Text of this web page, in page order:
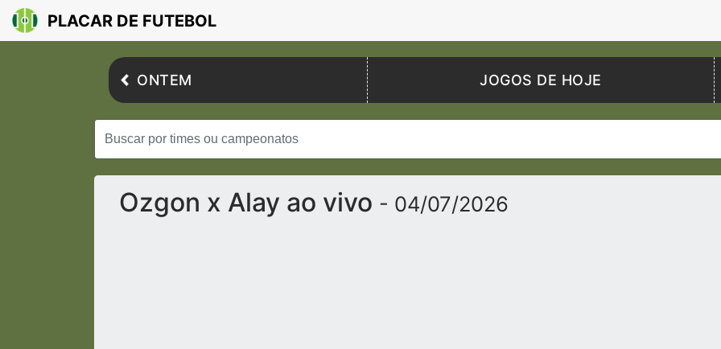
PLACAR DE FUTEBOL
ONTEM JOGOS DE HOJE
Ozgon x Alay ao vivo - 04/07/2026